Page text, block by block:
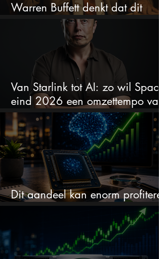
Warren Buffett denkt dat dit
aandeel nu spotgoedkoop is
Van Starlink tot AI: zo wil
eind 2026 een omzettempo van
$100 miljard bereiken
Dit aandeel kan enorm
van de volgende AI-revolutie